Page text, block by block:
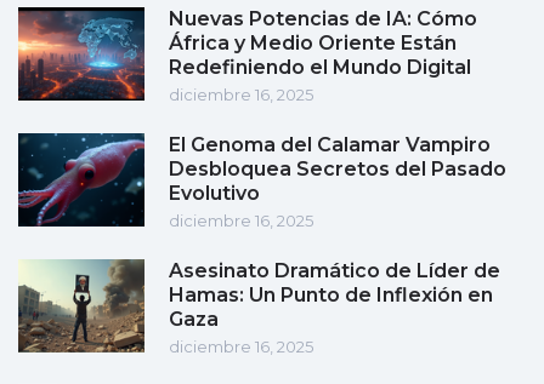
Nuevas Potencias de IA: Cómo
África y Medio Oriente Están
Redefiniendo el Mundo Digital
diciembre 16, 2025
El Genoma del Calamar Vampiro
Desbloquea Secretos del Pasado
Evolutivo
diciembre 16, 2025
Asesinato Dramático de Líder de
Hamas: Un Punto de Inflexión en
Gaza
diciembre 16, 2025